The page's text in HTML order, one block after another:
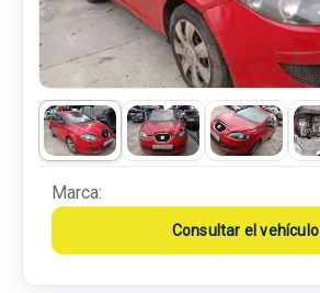
Marca:
Consultar el vehículo